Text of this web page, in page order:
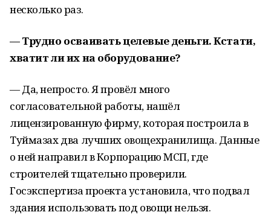
несколько раз.
— Трудно осваивать целевые деньги. Кстати,
хватит ли их на оборудование?
— Да, непросто. Я провёл много
согласовательной работы, нашёл
лицензированную фирму, которая построила в
Туймазах два лучших овощехранилища. Данные
о ней направил в Корпорацию МСП, где
строителей тщательно проверили.
Госэкспертиза проекта установила, что подвал
здания использовать под овощи нельзя.